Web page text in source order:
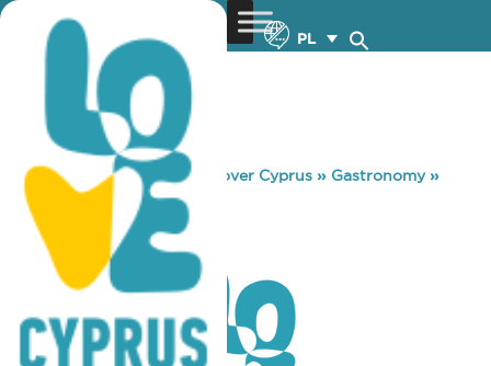
PL
You are here: Home »Discover Cyprus » Gastronomy»
ABSOLUTE – 168
ABSOLUTE – 168